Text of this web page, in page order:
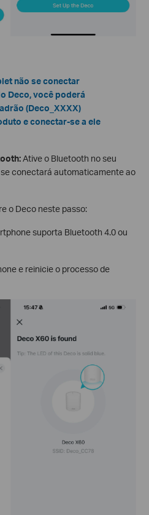
não se conectar
Deco, você poderá
(Deco_XXXX)
e conectar-se a ele
Ative o Bluetooth no seu
conectará automaticamente ao
o Deco neste passo:
suporta Bluetooth 4.0 ou
e reinicie o processo de